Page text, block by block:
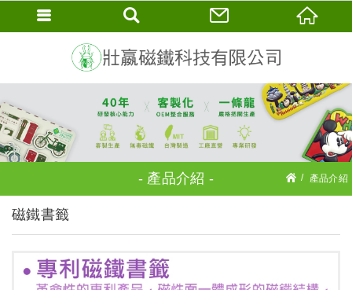
產品介紹 產品介紹
磁鐵書籤